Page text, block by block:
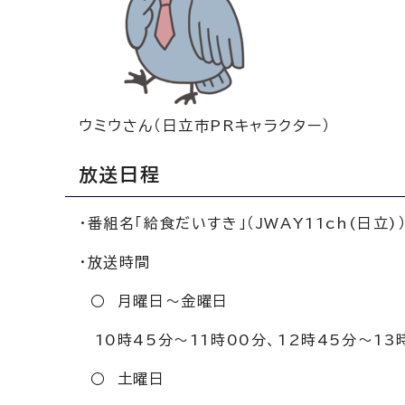
ウミウさん（日立市PRキャラクター）
放送日程
・番組名「給食だいすき」（JWAY11ch(日立)）
・放送時間
○ 月曜日～金曜日
10時45分～11時00分、12時45分～13
○ 土曜日